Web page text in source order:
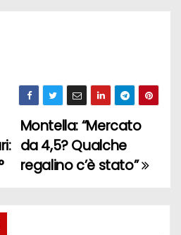
Montella: “Mercato
da 4,5? Qualche
regalino c’è stato”